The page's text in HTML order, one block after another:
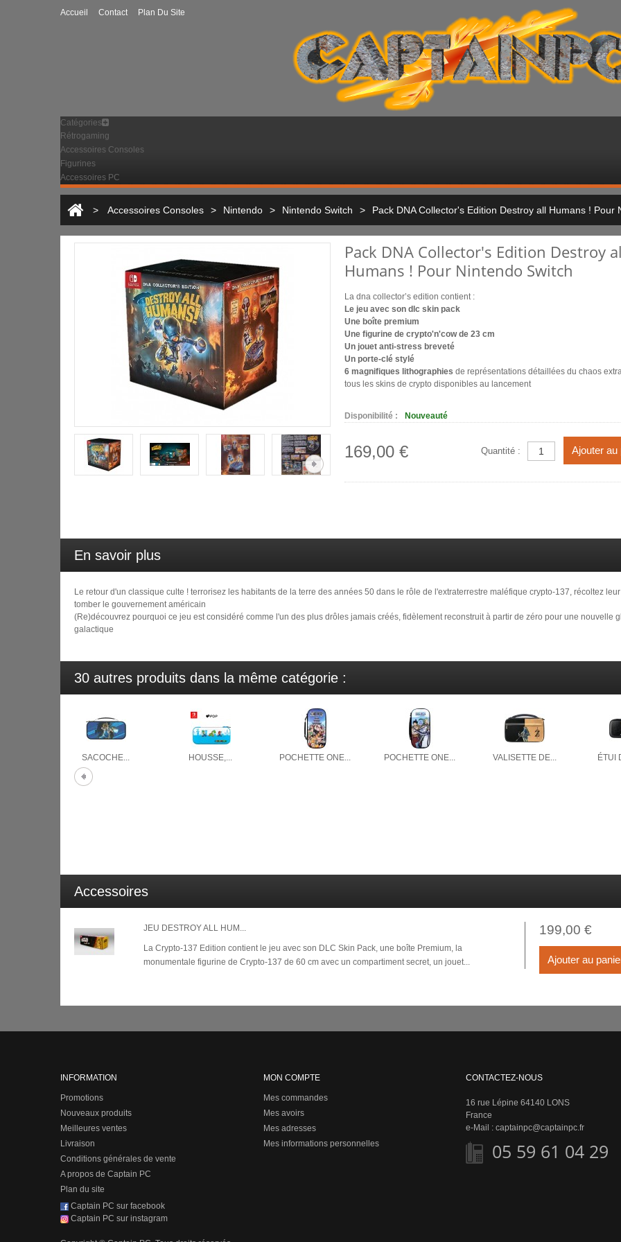
Accueil Contact Plan Du Site
Catégories
Rétrogaming
Accessoires Consoles
Figurines
Accessoires PC
> Accessoires Consoles > Nintendo > Nintendo Switch > Pack DNA Collector's Edition Destroy all Humans ! Pour
Pack DNA Collector's Edition Destroy
Humans ! Pour Nintendo Switch
La dna collector’s edition contient :
Le jeu avec son dlc skin pack
Une boîte premium
Une figurine de crypto'n'cow de 23 cm
Un jouet anti-stress breveté
Un porte-clé stylé
6 magnifiques lithographies de représentations détaillées du chaos
tous les skins de crypto disponibles au lancement
Disponibilité : Nouveauté
169,00 € Ajouter au
Quantité :
En savoir plus
Le retour d'un classique culte ! terrorisez les habitants de la terre des années 50 dans le rôle de l'extraterrestre maléfique crypto-137, récoltez
tomber le gouvernement américain
(Re)découvrez pourquoi ce jeu est considéré comme l'un des plus drôles jamais créés, fidèlement reconstruit à partir de zéro pour une nouvelle
galactique
30 autres produits dans la même catégorie :
SACOCHE... HOUSSE,... POCHETTE ONE... POCHETTE ONE... VALISETTE DE... ÉTUI
Accessoires
JEU DESTROY ALL HUM...
La Crypto-137 Edition contient le jeu avec son DLC Skin Pack, une boîte Premium, la
monumentale figurine de Crypto-137 de 60 cm avec un compartiment secret, un jouet...
199,00 €
Ajouter au
INFORMATION
Promotions
Nouveaux produits
Meilleures ventes
Livraison
Conditions générales de vente
A propos de Captain PC
Plan du site
Captain PC sur facebook
Captain PC sur instagram
MON COMPTE
Mes commandes
Mes avoirs
Mes adresses
Mes informations personnelles
CONTACTEZ-NOUS
16 rue Lépine 64140 LONS
France
e-Mail : captainpc@captainpc.fr
05 59 61 04 29